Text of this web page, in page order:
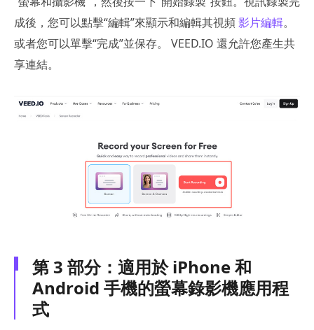
成後，您可以點擊“編輯”來顯示和編輯其視頻影片編輯。
或者您可以單擊“完成”並保存。 VEED.IO 還允許您產生共
享連結。
第 3 部分：適用於 iPhone 和
Android 手機的螢幕錄影機應用程
式